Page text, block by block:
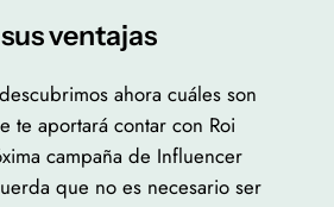
ventajas
ahora cuáles son
te aportará contar con Roi
campaña de Influencer
que no es necesario ser